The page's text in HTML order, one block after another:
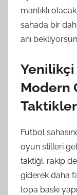
mantıklı
sahada bir
anı
Modern
Futbol
oyun stilleri
taktiği, rakip
giderek daha
topa baskı